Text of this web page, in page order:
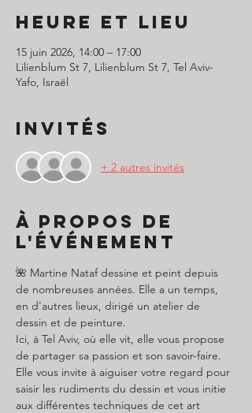
Heure et lieu
15 juin 2026, 14:00 – 17:00
Lilienblum St 7, Lilienblum St 7, Tel Aviv-
Yafo, Israël
Invités
+ 2 autres invités
À propos de
l'événement
🌺 Martine Nataf dessine et peint depuis
de nombreuses années. Elle a un temps,
en d'autres lieux, dirigé un atelier de
dessin et de peinture.
Ici, à Tel Aviv, où elle vit, elle vous propose
de partager sa passion et son savoir-faire.
Elle vous invite à aiguiser votre regard pour
saisir les rudiments du dessin et vous initie
aux différentes techniques de cet art